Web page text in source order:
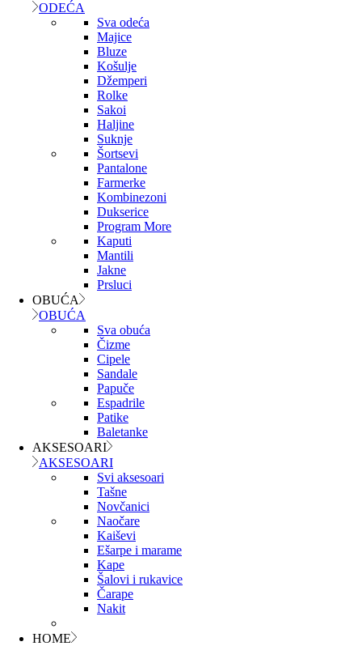
ODEĆA
Sva odeća
Majice
Bluze
Košulje
Džemperi
Rolke
Sakoi
Haljine
Suknje
Šortsevi
Pantalone
Farmerke
Kombinezoni
Dukserice
Program More
Kaputi
Mantili
Jakne
Prsluci
OBUĆA
OBUĆA
Sva obuća
Čizme
Cipele
Sandale
Papuče
Espadrile
Patike
Baletanke
AKSESOARI
AKSESOARI
Svi aksesoari
Tašne
Novčanici
Naočare
Kaiševi
Ešarpe i marame
Kape
Šalovi i rukavice
Čarape
Nakit
HOME